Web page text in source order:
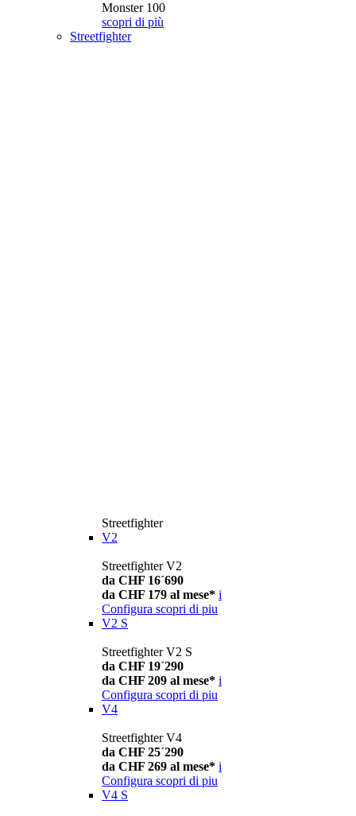
Monster 100
scopri di più
Streetfighter
Streetfighter
V2
Streetfighter V2
da CHF 16´690
da CHF 179 al mese* i
Configura scopri di piu
V2 S
Streetfighter V2 S
da CHF 19´290
da CHF 209 al mese* i
Configura scopri di piu
V4
Streetfighter V4
da CHF 25´290
da CHF 269 al mese* i
Configura scopri di piu
V4 S